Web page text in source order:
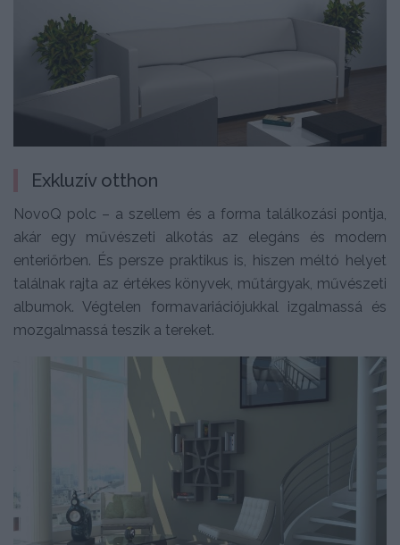
Exkluzív otthon
NovoQ polc – a szellem és a forma találkozási pontja,
akár egy művészeti alkotás az elegáns és modern
enteriőrben. És persze praktikus is, hiszen méltó helyet
találnak rajta az értékes könyvek, műtárgyak, művészeti
albumok. Végtelen formavariációjukkal izgalmassá és
mozgalmassá teszik a tereket.